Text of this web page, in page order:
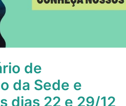
de
da Sede e
dias 22 e 29/12